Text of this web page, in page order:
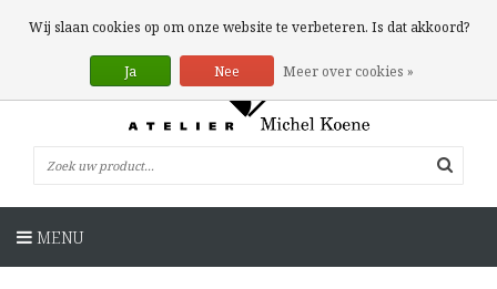
0 Artikelen
MENU
Wij slaan cookies op om onze website te verbeteren. Is dat akkoord?
Ja Nee Meer over cookies »